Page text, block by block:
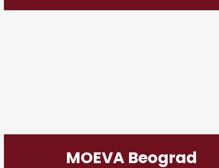
MOEVA Beograd